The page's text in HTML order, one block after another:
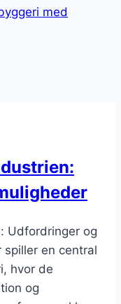
med
Udfordringer og
spiller en central
hvor de
og